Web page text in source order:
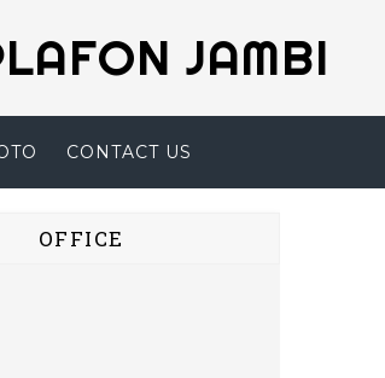
JAMBI
CONTACT US
OFFICE